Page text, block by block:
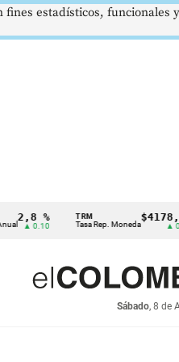
%
0.10
TRM
Tasa Rep. Moneda
$4178,23
▲ 0.42
Sábado, 8 de
estadísticos,